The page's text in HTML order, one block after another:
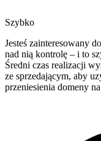
Szybko
Jesteś zainteresowany
nad nią kontrolę – i to
Średni czas realizacji
ze sprzedającym, aby
przeniesienia domeny